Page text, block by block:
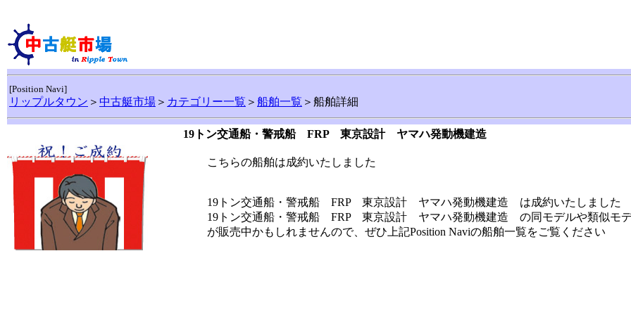
[Position Navi]
リップルタウン ＞ 中古艇市場 ＞ カテゴリー一覧 ＞ 船舶一覧 ＞船舶詳細
19トン交通船・警戒船 FRP 東京設計 ヤマハ発動機建造
こちらの船舶は成約いたしました
19トン交通船・警戒船 FRP 東京設計 ヤマハ発動機建造 は成約いたしました
19トン交通船・警戒船 FRP 東京設計 ヤマハ発動機建造 の同モデルや類似モ
が販売中かもしれませんので、ぜひ上記Position Naviの船舶一覧をご覧ください